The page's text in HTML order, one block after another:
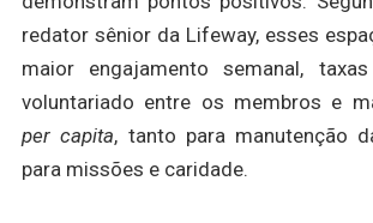
redator sênior da Lifeway, esses
maior engajamento semanal,
voluntariado entre os membros e
per capita, tanto para manutenção
para missões e caridade.